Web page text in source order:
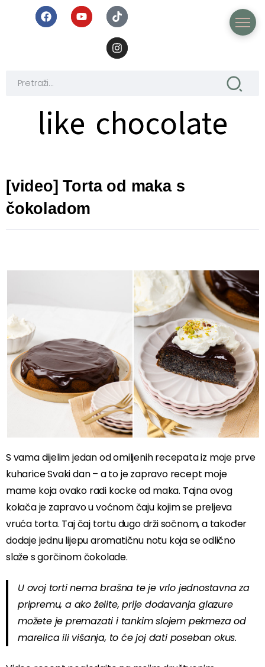
like chocolate
like chocolate
[video] Torta od maka s
čokoladom
S vama dijelim jedan od omiljenih recepata iz moje prve
kuharice Svaki dan – a to je zapravo recept moje
mame koja ovako radi kocke od maka. Tajna ovog
kolača je zapravo u voćnom čaju kojim se preljeva
vruća torta. Taj čaj tortu dugo drži sočnom, a također
dodaje jednu lijepu aromatičnu notu koja se odlično
slaže s gorčinom čokolade.
U ovoj torti nema brašna te je vrlo jednostavna za
pripremu, a ako želite, prije dodavanja glazure
možete je premazati i tankim slojem pekmeza od
marelica ili višanja, to će joj dati poseban okus.